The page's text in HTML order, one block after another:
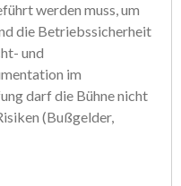
werden muss, um
die Betriebssicherheit
und
im
darf die Bühne nicht
(Bußgelder,